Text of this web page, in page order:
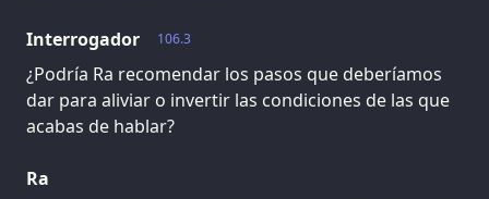
106.3
Interrogador
¿Podría Ra recomendar los pasos que deberíamos
dar para aliviar o invertir las condiciones de las que
acabas de hablar?
Ra